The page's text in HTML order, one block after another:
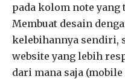
pada kolom note
Membuat desain
kelebihannya sendiri,
website yang lebih
dari mana saja